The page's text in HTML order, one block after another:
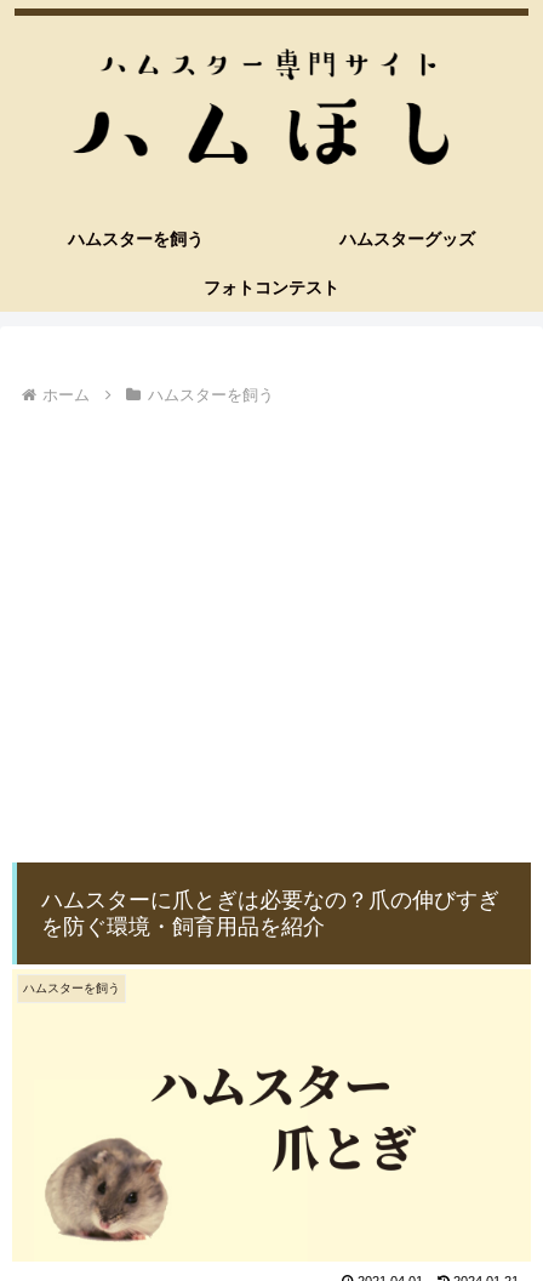
ハムスターを飼う ハムスターグッズ
フォトコンテスト
ホーム ハムスターを飼う
ハムスターに爪とぎは必要なの？爪の伸びすぎ
を防ぐ環境・飼育用品を紹介
ハムスターを飼う